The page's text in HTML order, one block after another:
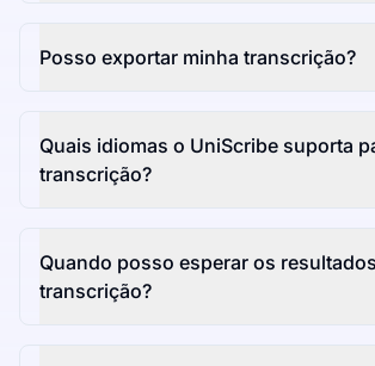
Posso exportar minha transcrição?
Quais idiomas o UniScribe suporta
transcrição?
Quando posso esperar os
transcrição?